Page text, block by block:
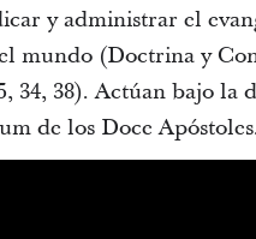
y administrar el
mundo (Doctrina y
34, 38). Actúan bajo la
de los Doce